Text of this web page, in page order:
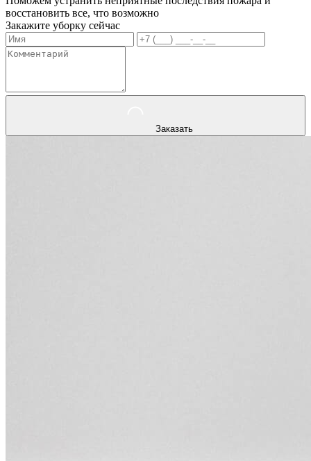
восстановить все, что возможно
Закажите уборку сейчас
Заказать